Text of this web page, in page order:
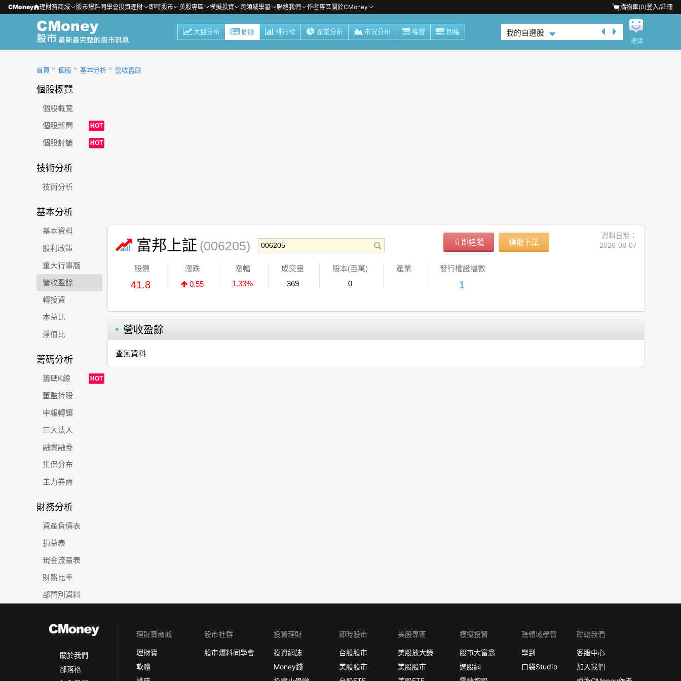
CMoney 理財寶商城 股市爆料同學會投資理財 即時股市 美股專區 模擬投資 跨領域學習 聯絡我們 作者專區關於CMoney 購物車(0)登入/註冊
大盤分析 個股 排行榜 產業分析 市況分析 權證 期權 我的自選股
建議
首頁 個股 基本分析 營收盈餘
個股概覽
個股概覽
個股新聞
HOT
個股討論 HOT
技術分析
技術分析
基本分析
基本資料
股利政策
重大行事曆
營收盈餘
轉投資
本益比
淨值比
籌碼分析
籌碼K線 HOT
董監持股
申報轉讓
三大法人
融資融券
集保分布
主力券商
財務分析
資產負債表
損益表
現金流量表
財務比率
部門別資料
富邦上証 (006205) 立即追蹤 模擬下單
資料日期：
2026-08-07
股價
41.8
漲跌
0.55
漲幅
1.33%
成交量
369
股本(百萬)
0
產業 發行權證檔數
1
營收盈餘
查無資料
關於我們
部落格
理財寶商城
理財寶
軟體
股市社群
股市爆料同學會
投資理財
投資網誌
Money錢
即時股市
台股股市
美股股市
美股專區
美股放大鏡
美股股市
模擬投資
股市大富翁
選股網
跨領域學習
學到
口袋Studio
聯絡我們
客服中心
加入我們